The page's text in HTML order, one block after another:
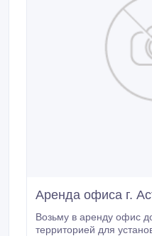
Аренда офиса г.
Возьму в аренду офис до 30 кв. м.,
территорией для